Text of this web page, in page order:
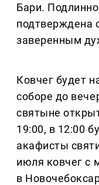
Бари.
подтверждена
заверенным
Ковчег будет
соборе до
святыне
19:00, в 12:00
акафисты
июля ковчег с
в